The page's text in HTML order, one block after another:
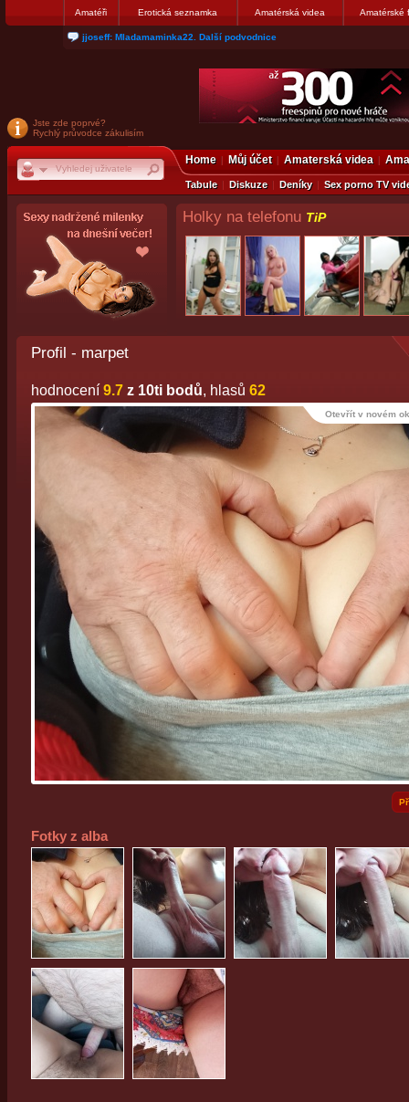
Amatéři Erotická seznamka Amatérská videa Amatérské
matthew007: kuknite moju galerku
Jste zde poprvé?
Rychlý průvodce zákulisím
Home Můj účet Amaterská videa
Tabule Diskuze Deníky Sex porno TV
Holky na telefonu TiP
Profil - marpet
hodnocení9.7z 10ti bodů, hlasů 62
Otevřít v novém
Fotky z alba